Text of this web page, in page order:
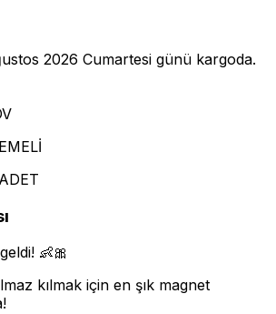
2026 Cumartesi günü kargoda.
👶🎀
kılmak için en şık magnet